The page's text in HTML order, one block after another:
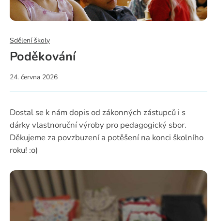
Sdělení školy
Poděkování
24. června 2026
Dostal se k nám dopis od zákonných zástupců i s
dárky vlastnoruční výroby pro pedagogický sbor.
Děkujeme za povzbuzení a potěšení na konci školního
roku! :o)